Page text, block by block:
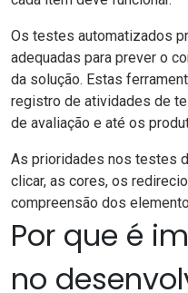
Os testes automatizados
adequadas para prever o
da solução. Estas
registro de atividades de
de avaliação e até os
As prioridades nos testes
clicar, as cores, os
compreensão dos
Por que é
no